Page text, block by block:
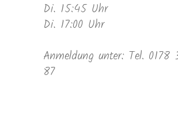
Di. 15:45 Uhr
Di. 17:00 Uhr
Anmeldung unter: Tel. 0178
87